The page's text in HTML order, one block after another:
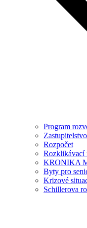
Program
Rozpočet
Rozklikávací
KRONIKA
Byty pro
Krizové
Schillerova